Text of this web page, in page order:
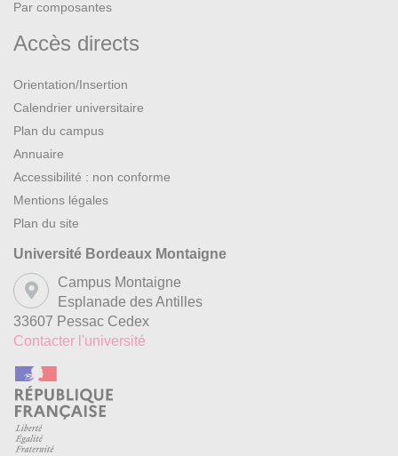
Par composantes
Accès directs
Orientation/Insertion
Calendrier universitaire
Plan du campus
Annuaire
Accessibilité : non conforme
Mentions légales
Plan du site
Université Bordeaux Montaigne
Campus Montaigne
Esplanade des Antilles
33607 Pessac Cedex
Contacter l'université